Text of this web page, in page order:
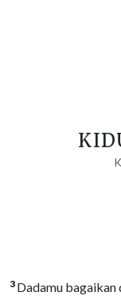
3 Dadamu bagaikan